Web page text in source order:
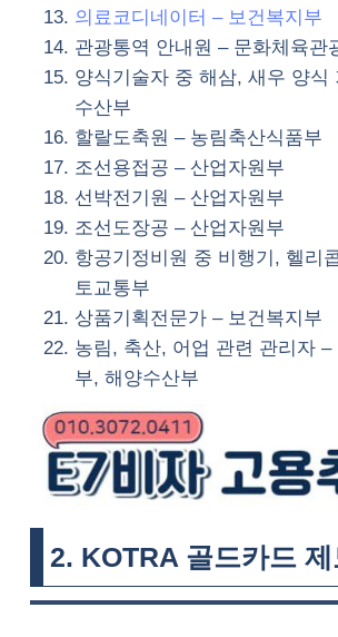
의료코디네이터 – 보건복지부
관광통역 안내원 – 문화체육관
양식기술자 중 해삼, 새우 양식
수산부
할랄도축원 – 농림축산식품부
조선용접공 – 산업자원부
선박전기원 – 산업자원부
조선도장공 – 산업자원부
항공기정비원 중 비행기, 헬리
토교통부
상품기획전문가 – 보건복지부
농림, 축산, 어업 관련 관리자 –
부, 해양수산부
2. KOTRA 골드카드